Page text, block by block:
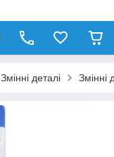
Змінні деталі Змінні